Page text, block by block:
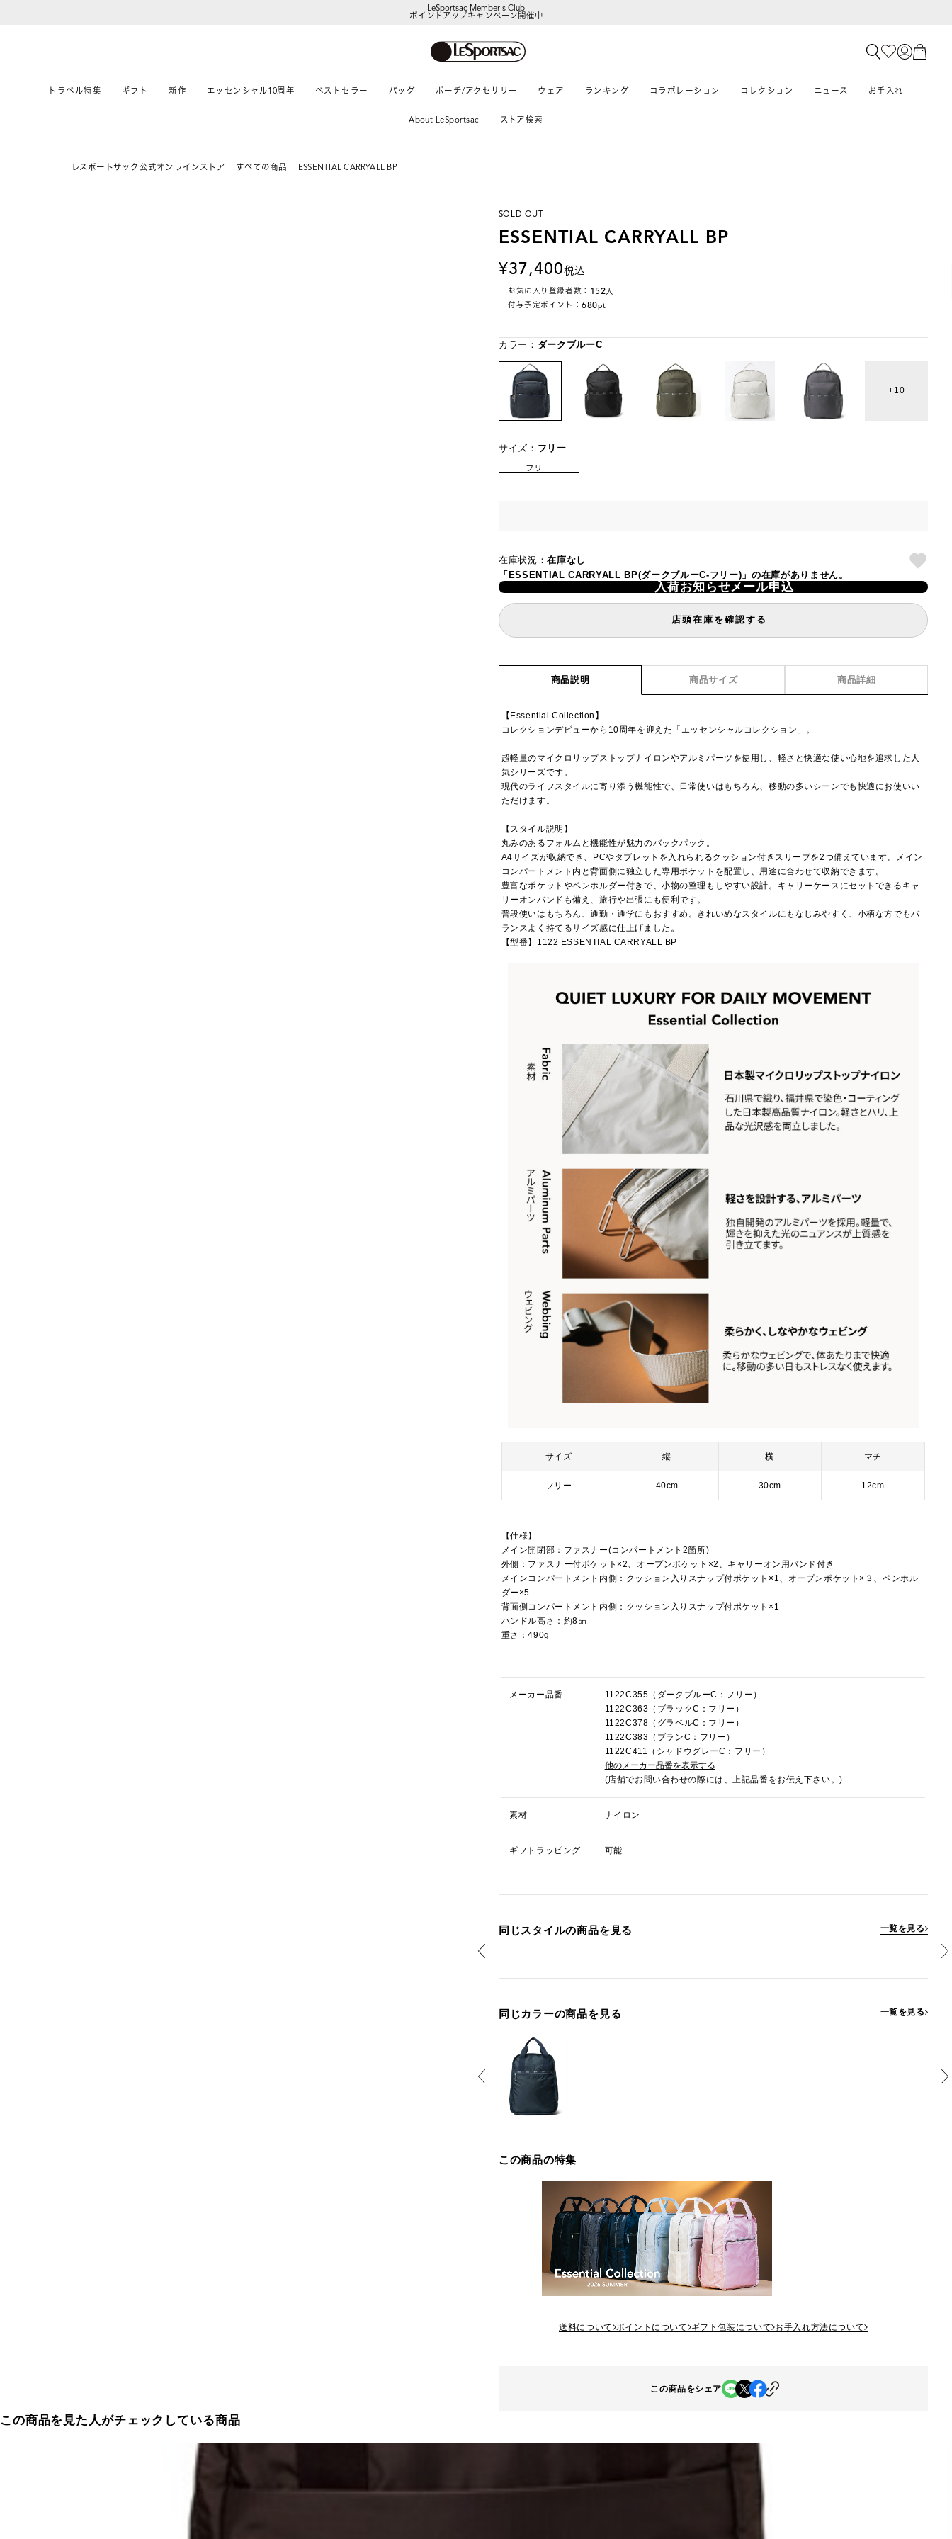
【DORAEMON SHOP IN SHOP】
ポイントアップキャンペーン開催中
トラベル特集 ギフト 新作 エッセンシャル10周年 ベストセラー バッグ ポーチ/アクセサリー ウェア ランキング コラボレーション コレクション ニュース お手入れ
About LeSportsac ストア検索
レスポートサック公式オンラインストア すべての商品 ESSENTIAL CARRYALL BP
SOLD OUT
ESSENTIAL CARRYALL BP
37,400税込
お気に入り登録者数： 152人
付与予定ポイント：680pt
カラー： ダークブルーC
10
サイズ： フリー
フリー
在庫状況：在庫なし
「ESSENTIAL CARRYALL BP(ダークブルーC-フリー)」の在庫がありません。
入荷お知らせメール申込
店頭在庫を確認する
商品説明 商品サイズ 商品詳細
【Essential Collection】
コレクションデビューから10周年を迎えた「エッセンシャルコレクション」。
超軽量のマイクロリップストップナイロンやアルミパーツを使用し、軽さと快適な使い心地を追求した人
気シリーズです。
現代のライフスタイルに寄り添う機能性で、日常使いはもちろん、移動の多いシーンでも快適にお使いい
ただけます。
【スタイル説明】
丸みのあるフォルムと機能性が魅力のバックパック。
A4サイズが収納でき、PCやタブレットを入れられるクッション付きスリーブを2つ備えています。メイン
コンパートメント内と背面側に独立した専用ポケットを配置し、用途に合わせて収納できます。
豊富なポケットやペンホルダー付きで、小物の整理もしやすい設計。キャリーケースにセットできるキャ
リーオンバンドも備え、旅行や出張にも便利です。
普段使いはもちろん、通勤・通学にもおすすめ。きれいめなスタイルにもなじみやすく、小柄な方でもバ
ランスよく持てるサイズ感に仕上げました。
【型番】1122 ESSENTIAL CARRYALL BP
サイズ 縦 横 マチ
フリー 40cm 30cm 12cm
【仕様】
メイン開閉部：ファスナー(コンパートメント2箇所)
外側：ファスナー付ポケット×2、オープンポケット×2、キャリーオン用バンド付き
メインコンパートメント内側：クッション入りスナップ付ポケット×1、オープンポケット×３、ペンホル
ダー×5
背面側コンパートメント内側：クッション入りスナップ付ポケット×1
ハンドル高さ：約8㎝
重さ：490g
メーカー品番
1122C355（ダークブルーC：フリー）
1122C363（ブラックC：フリー）
1122C378（グラベルC：フリー）
1122C383（ブランC：フリー）
1122C411（シャドウグレーC：フリー）
他のメーカー品番を表示する
(店舗でお問い合わせの際には、上記品番をお伝え下さい。)
素材 ナイロン
ギフトラッピング 可能
同じスタイルの商品を見る 一覧を見る
同じカラーの商品を見る 一覧を見る
この商品の特集
送料について ポイントについて ギフト包装について お手入れ方法について
この商品をシェア
この商品を見た人がチェックしている商品